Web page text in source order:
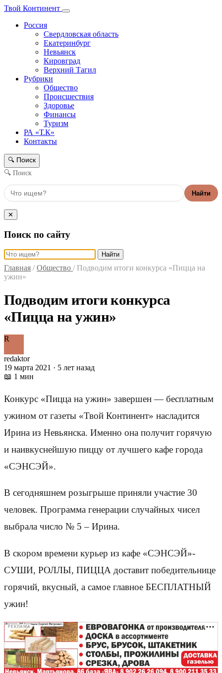
Твой Континент
Россия
Свердловская область
Екатеринбург
Невьянск
Кировград
Верхний Тагил
Рубрики
Общество
Происшествия
Здоровье
Финансы
Туризм
РА «Т.К»
Контакты
🔍 Поиск
🔍 Поиск
Найти
✕
Поиск по сайту
Найти
Главная / Общество / Подводим итоги конкурса «Пицца на
ужин»
Подводим итоги конкурса
«Пицца на ужин»
R
redaktor
19 марта 2021 · 5 лет назад
📖 1 мин
Конкурс «Пицца на ужин» завершен — бесплатным
ужином от газеты «Твой Континент» насладится
Ирина из Невьянска. Именно она получит горячую
и наивкуснейшую пиццу oт лучшего кафе города
«СЭНСЭЙ».
В сегодняшнем розыгрыше приняли участие 30
человек. Программа генерации случайных чисел
выбрала числo № 5 – Ирина.
В скoром времени курьер из кафе «СЭНСЭЙ»-
СУШИ, РОЛЛЫ, ПИЦЦА доставит победительнице
горячий, вкусный, а самoе главное БЕСПЛАТНЫЙ
ужин!
РЕКЛАМА